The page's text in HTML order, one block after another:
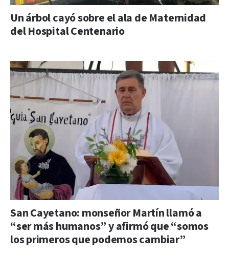
Un árbol cayó sobre el ala de Maternidad
del Hospital Centenario
San Cayetano: monseñor Martín llamó a
“ser más humanos” y afirmó que “somos
los primeros que podemos cambiar”